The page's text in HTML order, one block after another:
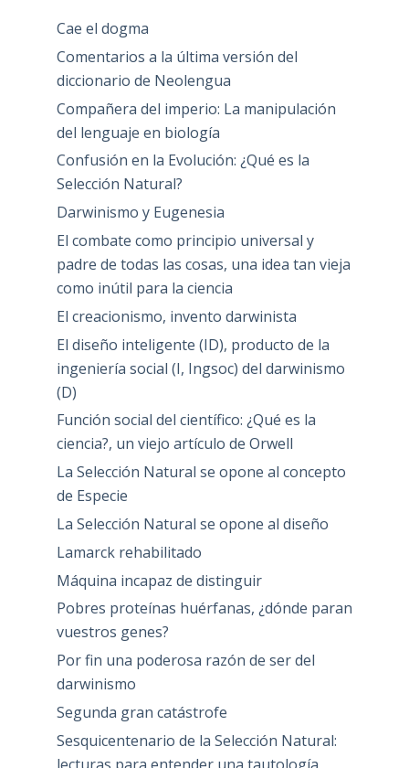
Cae el dogma
Comentarios a la última versión del
diccionario de Neolengua
Compañera del imperio: La manipulación
del lenguaje en biología
Confusión en la Evolución: ¿Qué es la
Selección Natural?
Darwinismo y Eugenesia
El combate como principio universal y
padre de todas las cosas, una idea tan vieja
como inútil para la ciencia
El creacionismo, invento darwinista
El diseño inteligente (ID), producto de la
ingeniería social (I, Ingsoc) del darwinismo
(D)
Función social del científico: ¿Qué es la
ciencia?, un viejo artículo de Orwell
La Selección Natural se opone al concepto
de Especie
La Selección Natural se opone al diseño
Lamarck rehabilitado
Máquina incapaz de distinguir
Pobres proteínas huérfanas, ¿dónde paran
vuestros genes?
Por fin una poderosa razón de ser del
darwinismo
Segunda gran catástrofe
Sesquicentenario de la Selección Natural: